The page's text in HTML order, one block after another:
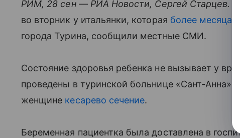
РИМ, 28 сен — РИА Новости, Сергей Старцев.
во вторник у итальянки, которая более месяца
города Турина, сообщили местные СМИ.
Состояние здоровья ребенка не вызывает у
проведены в туринской больнице «Сант-Анна»
женщине кесарево сечение.
Беременная пациентка была доставлена в